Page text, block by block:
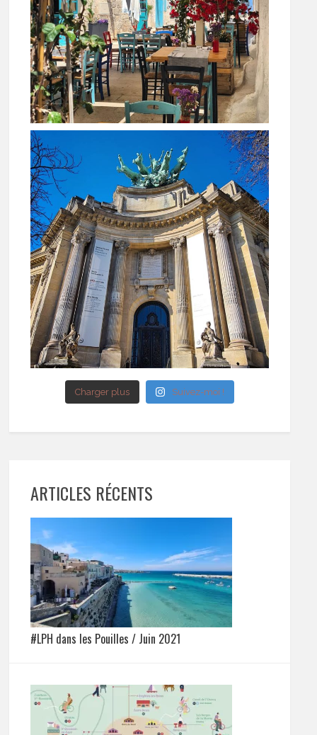
Charger plus Suivez-moi !
ARTICLES RÉCENTS
#LPH dans les Pouilles / Juin 2021